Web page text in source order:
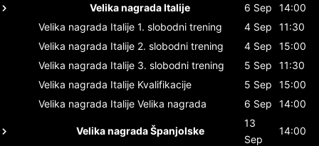
Velika nagrada Italije 6 Sep
14:00
Velika nagrada Italije 1. slobodni trening 4 Sep
11:30
Velika nagrada Italije 2. slobodni trening 4 Sep
15:00
Velika nagrada Italije 3. slobodni trening 5 Sep
11:30
Velika nagrada Italije Kvalifikacije 5 Sep
15:00
Velika nagrada Italije Velika nagrada 6 Sep 14:00
Velika nagrada Španjolske
13
Sep
14:00